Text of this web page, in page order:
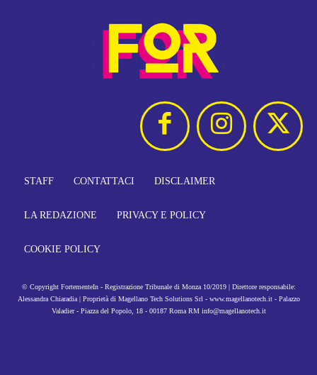
STAFF CONTATTACI DISCLAIMER
LA REDAZIONE PRIVACY E POLICY
COOKIE POLICY
© Copyright FortementeIn - Registrazione Tribunale di Monza 10/2019 | Direttore responsabile:
Alessandra Chiaradia | Proprietà di Magellano Tech Solutions Srl - www.magellanotech.it - Palazzo
Valadier - Piazza del Popolo, 18 - 00187 Roma RM info@magellanotech.it